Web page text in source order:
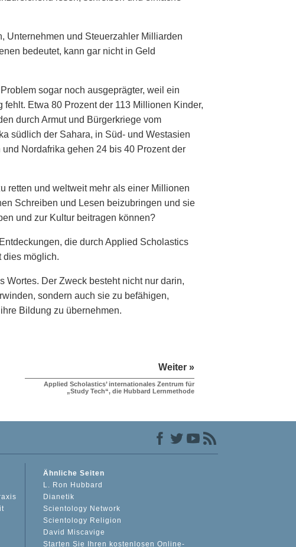
Unternehmen und Steuerzahler Milliarden
bedeutet, kann gar nicht in Geld
sogar noch ausgeprägter, weil ein
Etwa 80 Prozent der 113 Millionen Kinder,
durch Armut und Bürgerkriege vom
südlich der Sahara, in Süd- und Westasien
Nordafrika gehen 24 bis 40 Prozent der
retten und weltweit mehr als einer Millionen
Schreiben und Lesen beizubringen und sie
und zur Kultur beitragen können?
die durch Applied Scholastics
dies möglich.
Wortes. Der Zweck besteht nicht nur darin,
sondern auch sie zu befähigen,
Bildung zu übernehmen.
Weiter »
Applied Scholastics’ internationales Zentrum für
„Study Tech“, die Hubbard Lernmethode
Ähnliche Seiten
L. Ron Hubbard
Dianetik
Scientology Network
Scientology Religion
David Miscavige
Starten Sie Ihren kostenlosen Online-